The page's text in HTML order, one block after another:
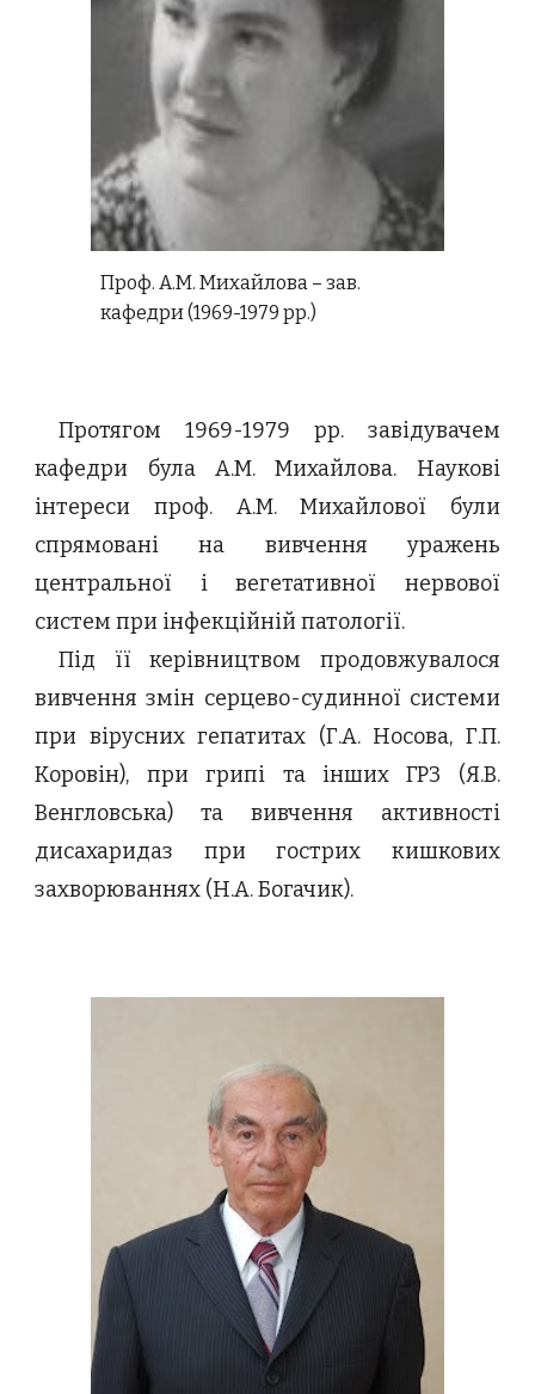
Проф. А.М. Михайлова – зав.
кафедри (1969-1979 рр.)
Протягом 1969-1979 рр. завідувачем
кафедри була А.М. Михайлова. Наукові
інтереси проф. А.М. Михайлової були
спрямовані на вивчення уражень
центральної і вегетативної нервової
систем при інфекційній патології.
Під її керівництвом продовжувалося
вивчення змін серцево-судинної системи
при вірусних гепатитах (Г.А. Носова, Г.П.
Коровін), при грипі та інших ГРЗ (Я.В.
Венгловська) та вивчення активності
дисахаридаз при гострих кишкових
захворюваннях (Н.А. Богачик).